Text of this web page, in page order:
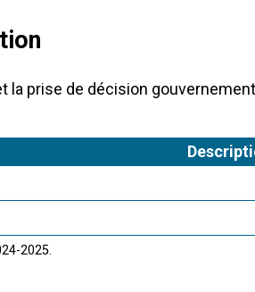
la prise de décision
2025.